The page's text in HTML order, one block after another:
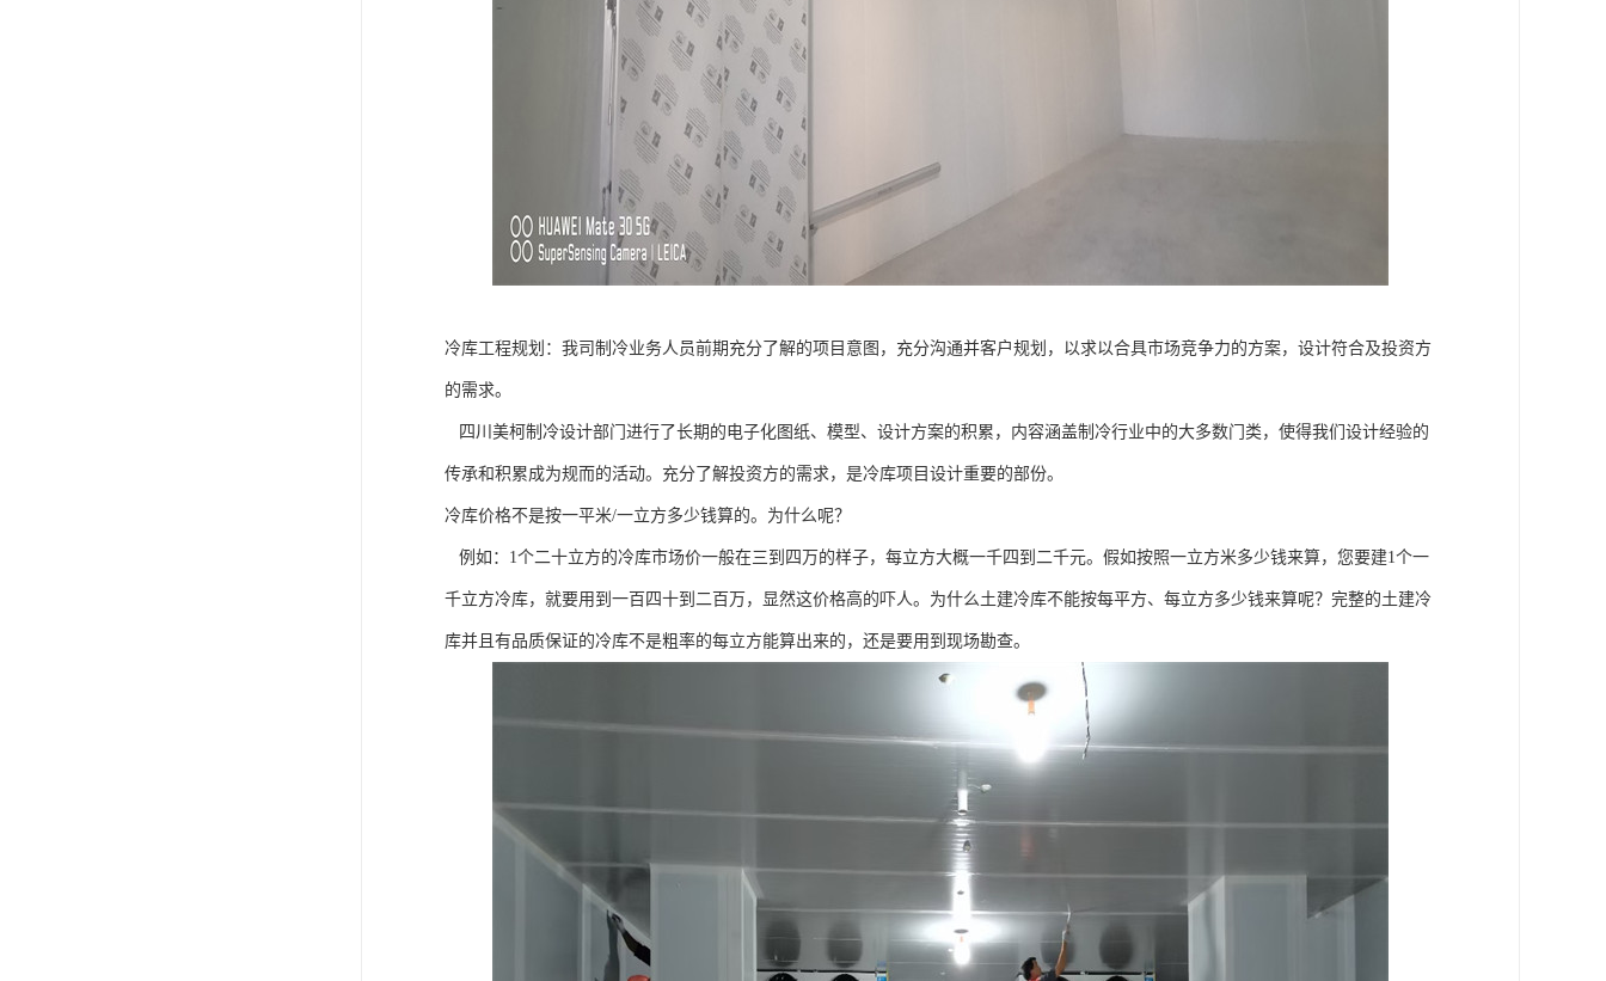
冷库工程规划：我司制冷业务人员前期充分了解的项目意图，充分沟通并客户规划，以求以合具市场竞争力的方案，设计符合及投资方
的需求。
四川美柯制冷设计部门进行了长期的电子化图纸、模型、设计方案的积累，内容涵盖制冷行业中的大多数门类，使得我们设计经验的
传承和积累成为规而的活动。充分了解投资方的需求，是冷库项目设计重要的部份。
冷库价格不是按一平米/一立方多少钱算的。为什么呢？
例如：1个二十立方的冷库市场价一般在三到四万的样子，每立方大概一千四到二千元。假如按照一立方米多少钱来算，您要建1个一
千立方冷库，就要用到一百四十到二百万，显然这价格高的吓人。为什么土建冷库不能按每平方、每立方多少钱来算呢？完整的土建冷
库并且有品质保证的冷库不是粗率的每立方能算出来的，还是要用到现场勘查。